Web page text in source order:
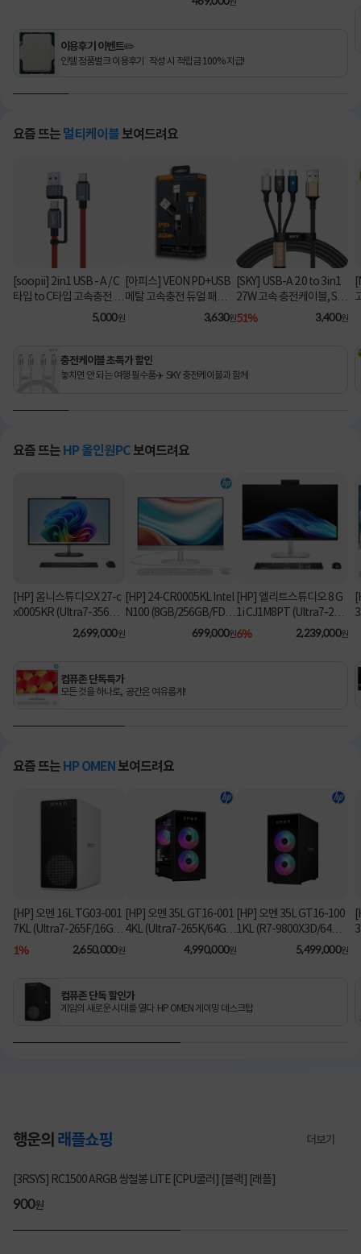
이용후기 이벤트✏️
인텔 정품벌크 이용후기 작성 시 적립금 100% 지급!
요즘 뜨는 멀티케이블 보여드려요
[soopii] 2in1 USB - A / C
타입 to C타입 고속충전 케
이블 PD 100W S52C [1.2
5,000원
[아피스] VEON PD+USB
메탈 고속충전 듀얼 패브릭
8핀 케이블
3,630원
[SKY] USB-A 2.0 to 3in1
27W 고속 충전케이블, SK
Y-A2-3IN1 [블랙/2m]
51% 3,400원
충전케이블 초특가 할인
놓치면 안 되는 여행 필수품✈️ SKY 충전케이블과 함께
요즘 뜨는 HP 올인원PC 보여드려요
[HP] 옴니스튜디오X 27-c
x0005KR (Ultra7-356H/
16GB/1TB/Win11Hom
2,699,000원
[HP] 24-CR0005KL Intel
N100 (8GB/256GB/FD)
[기본제품]
699,000원
[HP] 엘리트스튜디오 8 G
1i CJ1M8PT (Ultra7-26
5/8GB/512GB/Win11Pr
6% 2,239,000원
컴퓨존 단독특가
모든 것을 하나로, 공간은 여유롭게!
요즘 뜨는 HP OMEN 보여드려요
[HP] 오멘 16L TG03-001
7KL (Ultra7-265F/16GB/
1TB/RX9060XT/FD) [기
1% 2,650,000원
[HP] 오멘 35L GT16-001
4KL (Ultra7-265K/64GB/
2TB/RTX5070Ti/FD) 3
쿠폰★
4,990,000원
[HP] 오멘 35L GT16-100
1KL (R7-9800X3D/64G
B/1TB/RTX5080/FD) [기
5,499,000원
컴퓨존 단독 할인가
게임의 새로운 시대를 열다 HP OMEN 게이밍 데스크탑
행운의 래플쇼핑 더보기
200원
3303명 참여
[3RSYS] RC1500 ARGB 쌍철봉 LITE [CPU쿨러] [블랙] [래플]
900원
200원
900원